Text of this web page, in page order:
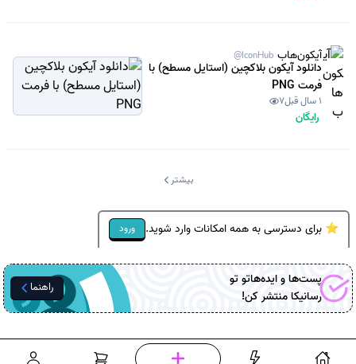
آیکون‌هاب @IconHub
دانلود آیکون بلاکچین (استایل مسطح) با
فرمت PNG
1 سال قبل 7
رایگان
بیشتر
⭐ برای دسترسی به همه امکانات وارد شوید. ورود
پست‌ها و ایده‌هاتو تو
رسانیکامنتشر کن! راهنما